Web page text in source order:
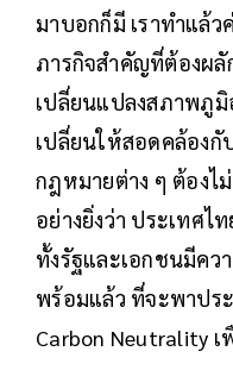
มาบอกก็มี เราทำแล้ว
ภารกิจสำคัญที่ต้องผลั
เปลี่ยนแปลงสภาพภู
เปลี่ยนให้สอดคล้อง
กฎหมายต่าง ๆ ต้อง
อย่างยิ่งว่า ประเทศ
ทั้งรัฐและเอกชนมีค
พร้อมแล้ว ที่จะพาปร
Carbon Neutrality